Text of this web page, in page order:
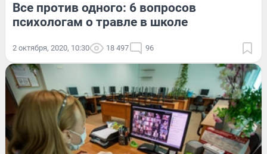
Все против одного: 6 вопросов
психологам о травле в школе
2 октября, 2020, 10:30 18 497 96